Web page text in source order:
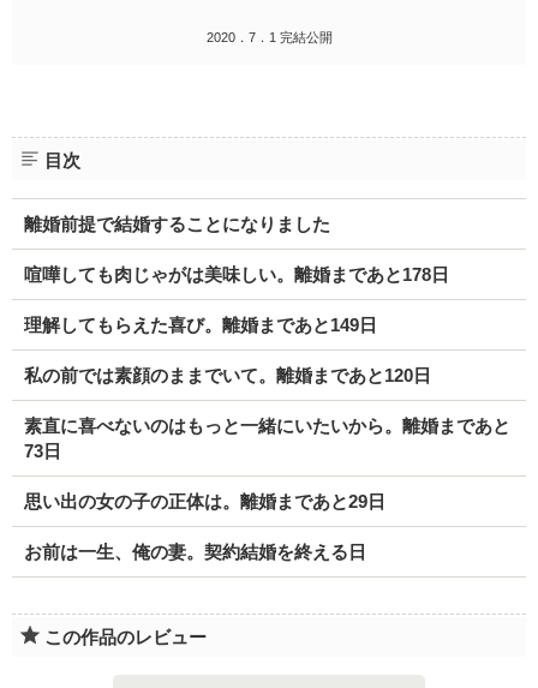
2020．7．1 完結公開
目次
離婚前提で結婚することになりました
喧嘩しても肉じゃがは美味しい。離婚まであと178日
理解してもらえた喜び。離婚まであと149日
私の前では素顔のままでいて。離婚まであと120日
素直に喜べないのはもっと一緒にいたいから。離婚まであと
73日
思い出の女の子の正体は。離婚まであと29日
お前は一生、俺の妻。契約結婚を終える日
この作品のレビュー